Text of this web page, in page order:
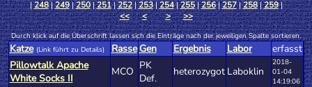
|248|249|250|251|252|253|254|255|256|257|258|259|
<<
< > >>
Durch klick auf die Überschrift lassen sich die Einträge nach der jeweiligen Spalte sortieren.
Katze (Link führt zu Details) Rasse Gen Ergebnis Labor
erfasst
Pillowtalk Apache
White Socks II
MCO PK
Def.
heterozygot Laboklin
2018-
01-04
14:19:06